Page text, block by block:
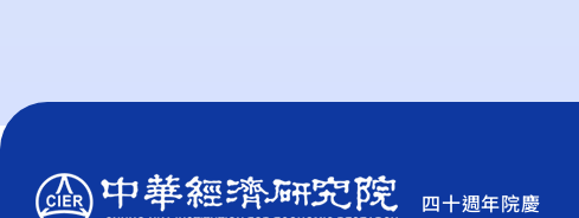
四十週年院慶